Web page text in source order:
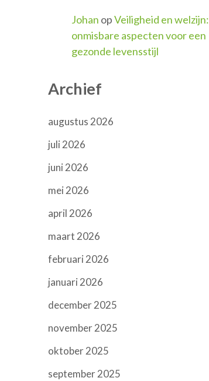
Johan opVeiligheid en welzijn:
onmisbare aspecten voor een
gezonde levensstijl
Archief
augustus 2026
juli 2026
juni 2026
mei 2026
april 2026
maart 2026
februari 2026
januari 2026
december 2025
november 2025
oktober 2025
september 2025